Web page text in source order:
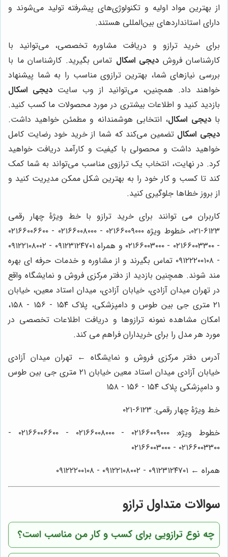
از بهترین مواد اولیه و تکنولوژی‌های پیشرفته تولید می‌شوند و
دارای استانداردهای بین‌المللی هستند.
برای خرید ترازو و دریافت مشاوره تخصصی، می‌توانید با
کارشناسان فروش دیجی اسکال تماس بگیرید. کارشناسان ما با
بررسی نیازهای شما، بهترین ترازوی مناسب را به شما پیشنهاد
خواهند داد. همچنین، می‌توانید از وب سایت دیجی اسکال
بازدید کنید و اطلاعات بیشتری در مورد محصولات ما کسب کنید.
بادیجی اسکال، انتخابی هوشمندانه و مطمئن خواهید داشت.
دیجی اسکال تضمین می‌کند که شما از خرید خود رضایت کامل
خواهید داشت و محصولی با کیفیت و کارآمد دریافت خواهید
کرد. در نهایت، انتخاب یک ترازوی مناسب می‌تواند به شما کمک
کند تا کسب و کار خود را به بهترین شکل ممکن مدیریت کنید و
از بروز خطاها جلوگیری کنید.
کاربران می توانند برای خرید ترازو با خط ویژۀ چهار رقمی
۶۱۲۳-۰۲۱، خطوط ویژه ۰۲۱۶۶۰۰۹۰۰۰ - ۰۲۱۶۶۰۰۸۰۰۰ - ۰۲۱۶۶۰۰۶۶۰۰
- ۰۲۱۶۶۰۰۳۳۰۰ - ۰۲۱۶۶۰۰۳۰۰۰ و همراه ۰۹۱۲۳۱۲۴۷۰۱ - ۰۹۱۲۲۱۰۸۰۰۲
- ۰۹۱۲۲۲۰۰۱۰۸ تماس بگیرند و از مشاوره و خدمات حرفه ای بهره
مند شوند. همچنین بازدید از دفتر مرکزی فروش و نمایشگاه واقع
در تهران میدان آزادی، خیابان آزادی، میدان استاد معین، خیابان
۲۱ متری جی بین طوس و دامپزشکی، پلاک ۱۵۴ - ۱۵۶ - ۱۵۸،
امکان مشاهده نمونه ترازوها و دریافت اطلاعات تخصصی در
مورد هر مدل را برای خریداران فراهم می کند.
آدرس دفتر مرکزی فروش و نمایشگاه ← تهران میدان آزادی
خیابان آزادی میدان استاد معین خیابان ۲۱ متری جی بین طوس
و دامپزشکی پلاک ۱۵۴ - ۱۵۶ - ۱۵۸
خط ویژۀ چهار رقمی: ۶۱۲۳-۰۲۱
خطوط ویژه: ۰۲۱۶۶۰۰۹۰۰۰ - ۰۲۱۶۶۰۰۸۰۰۰ - ۰۲۱۶۶۰۰۶۶۰۰ -
۰۲۱۶۶۰۰۳۳۰۰ - ۰۲۱۶۶۰۰۳۰۰۰
همراه ← ۰۹۱۲۳۱۲۴۷۰۱ - ۰۹۱۲۲۱۰۸۰۰۲ - ۰۹۱۲۲۲۰۰۱۰۸
سوالات متداول ترازو
چه نوع ترازویی برای کسب و کار من مناسب است؟